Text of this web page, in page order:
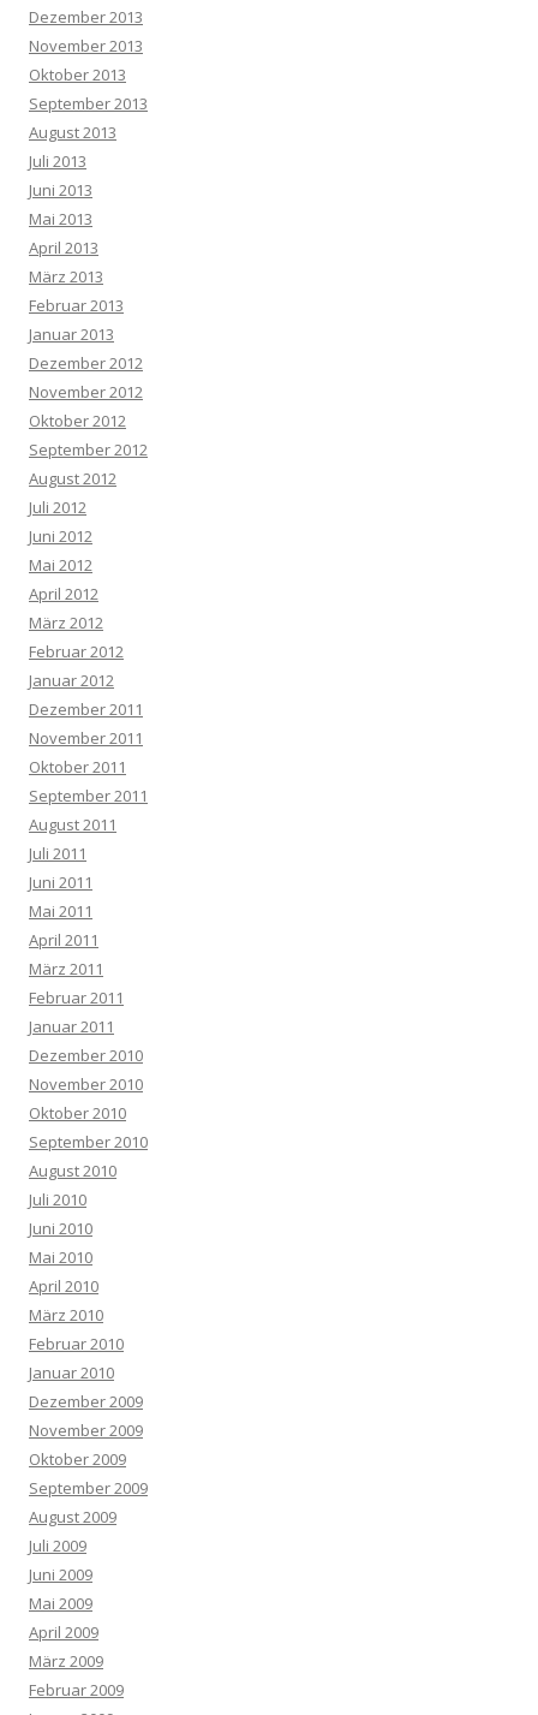
Dezember 2013
November 2013
Oktober 2013
September 2013
August 2013
Juli 2013
Juni 2013
Mai 2013
April 2013
März 2013
Februar 2013
Januar 2013
Dezember 2012
November 2012
Oktober 2012
September 2012
August 2012
Juli 2012
Juni 2012
Mai 2012
April 2012
März 2012
Februar 2012
Januar 2012
Dezember 2011
November 2011
Oktober 2011
September 2011
August 2011
Juli 2011
Juni 2011
Mai 2011
April 2011
März 2011
Februar 2011
Januar 2011
Dezember 2010
November 2010
Oktober 2010
September 2010
August 2010
Juli 2010
Juni 2010
Mai 2010
April 2010
März 2010
Februar 2010
Januar 2010
Dezember 2009
November 2009
Oktober 2009
September 2009
August 2009
Juli 2009
Juni 2009
Mai 2009
April 2009
März 2009
Februar 2009